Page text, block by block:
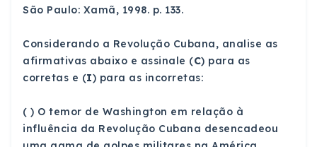
São Paulo: Xamã, 1998. p. 133.
Considerando a Revolução Cubana, analise as
afirmativas abaixo e assinale (C) para as
corretas e (I) para as incorretas:
( ) O temor de Washington em relação à
influência da Revolução Cubana desencadeou